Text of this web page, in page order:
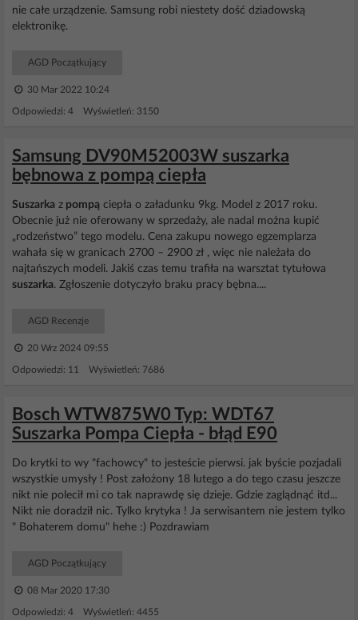
nie całe urządzenie. Samsung robi niestety dość dziadowską
elektronikę.
AGD Początkujący
30 Mar 2022 10:24
Odpowiedzi: 4 Wyświetleń: 3150
Samsung DV90M52003W suszarka
bębnowa z pompą ciepła
Suszarka z pompą ciepła o załadunku 9kg. Model z 2017 roku.
Obecnie już nie oferowany w sprzedaży, ale nadal można kupić
„rodzeństwo” tego modelu. Cena zakupu nowego egzemplarza
wahała się w granicach 2700 – 2900 zł , więc nie należała do
najtańszych modeli. Jakiś czas temu trafiła na warsztat tytułowa
suszarka. Zgłoszenie dotyczyło braku pracy bębna....
AGD Recenzje
20 Wrz 2024 09:55
Odpowiedzi: 11 Wyświetleń: 7686
Bosch WTW875W0 Typ: WDT67
Suszarka Pompa Ciepła - błąd E90
Do krytki to wy "fachowcy" to jesteście pierwsi. jak byście pozjadali
wszystkie umysły ! Post założony 18 lutego a do tego czasu jeszcze
nikt nie polecił mi co tak naprawdę się dzieje. Gdzie zaglądnąć itd...
Nikt nie doradził nic. Tylko krytyka ! Ja serwisantem nie jestem tylko
" Bohaterem domu" hehe :) Pozdrawiam
AGD Początkujący
08 Mar 2020 17:30
Odpowiedzi: 4 Wyświetleń: 4455